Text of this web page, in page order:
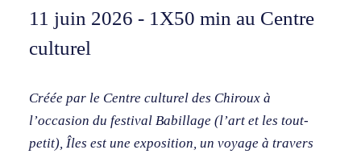
11 juin 2026 - 1X50 min au Centre
culturel
Créée par le Centre culturel des Chiroux à
l’occasion du festival Babillage (l’art et les tout-
petit), Îles est une exposition, un voyage à travers